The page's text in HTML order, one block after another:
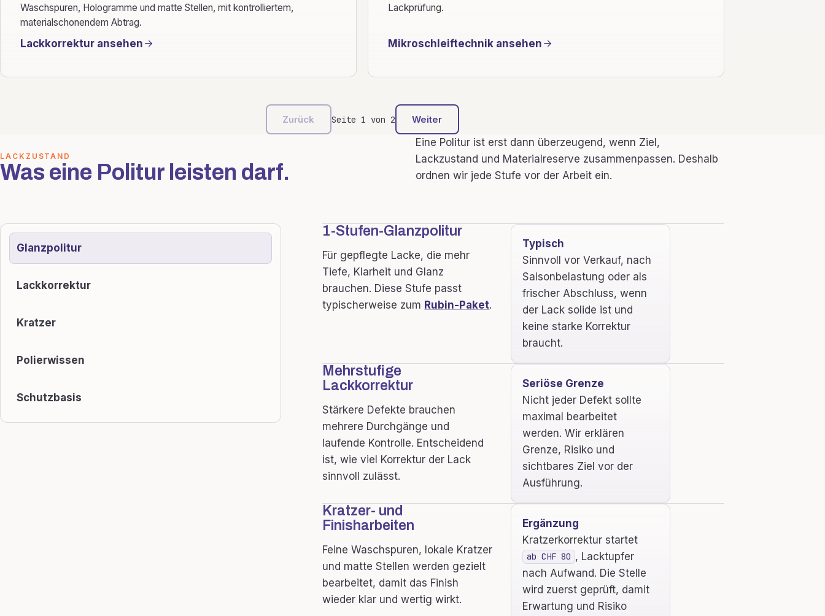
Waschspuren, Hologramme und matte Stellen, mit kontrolliertem,
materialschonendem Abtrag.
Lackkorrektur ansehen
Lackprüfung.
Mikroschleiftechnik ansehen
Zurück Seite 1 von 2 Weiter
LACKZUSTAND
Was eine Politur leisten darf.
Eine Politur ist erst dann überzeugend, wenn Ziel,
Lackzustand und Materialreserve zusammenpassen. Deshalb
ordnen wir jede Stufe vor der Arbeit ein.
Glanzpolitur
Lackkorrektur
Kratzer
Polierwissen
Schutzbasis
1-Stufen-Glanzpolitur
Für gepflegte Lacke, die mehr
Tiefe, Klarheit und Glanz
brauchen. Diese Stufe passt
typischerweise zum Rubin-Paket.
Typisch
Sinnvoll vor Verkauf, nach
Saisonbelastung oder als
frischer Abschluss, wenn
der Lack solide ist und
keine starke Korrektur
braucht.
Mehrstufige
Lackkorrektur
Stärkere Defekte brauchen
mehrere Durchgänge und
laufende Kontrolle. Entscheidend
ist, wie viel Korrektur der Lack
sinnvoll zulässt.
Seriöse Grenze
Nicht jeder Defekt sollte
maximal bearbeitet
werden. Wir erklären
Grenze, Risiko und
sichtbares Ziel vor der
Ausführung.
Kratzer- und
Finisharbeiten
Feine Waschspuren, lokale Kratzer
und matte Stellen werden gezielt
bearbeitet, damit das Finish
wieder klar und wertig wirkt.
Ergänzung
Kratzerkorrektur startet
ab CHF 80 , Lacktupfer
nach Aufwand. Die Stelle
wird zuerst geprüft, damit
Erwartung und Risiko